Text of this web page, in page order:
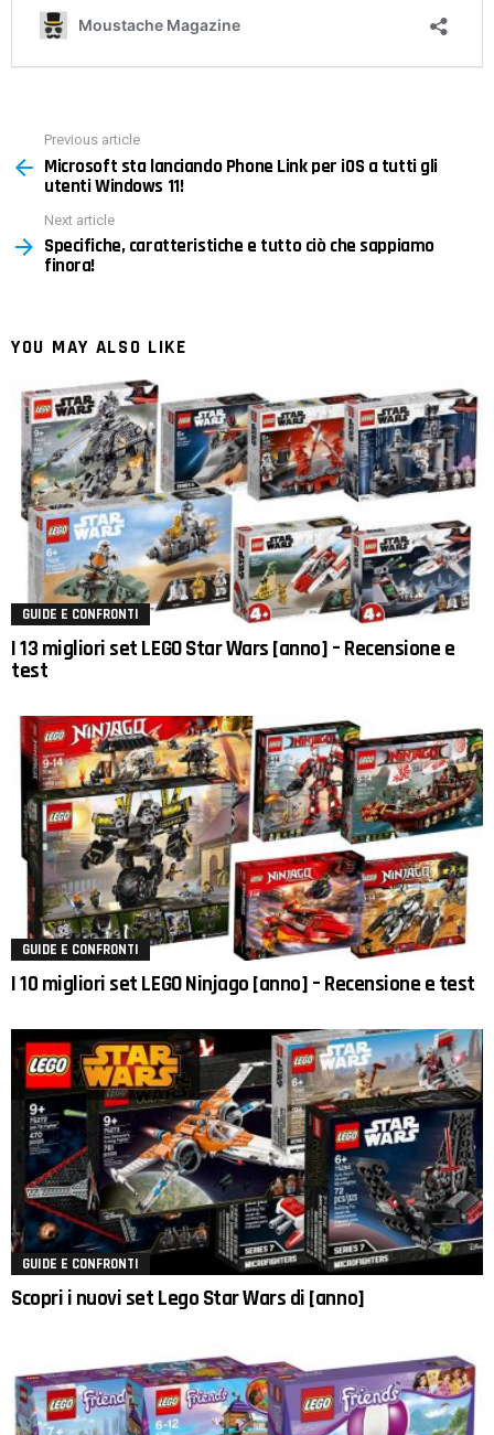
more
Previous article
Microsoft sta lanciando Phone Link per iOS a tutti gli
utenti Windows 11!
Next article
Specifiche, caratteristiche e tutto ciò che sappiamo
finora!
YOU MAY ALSO LIKE
GUIDE E CONFRONTI
I 13 migliori set LEGO Star Wars [anno] – Recensione e
test
GUIDE E CONFRONTI
I 10 migliori set LEGO Ninjago [anno] – Recensione e test
GUIDE E CONFRONTI
Scopri i nuovi set Lego Star Wars di [anno]